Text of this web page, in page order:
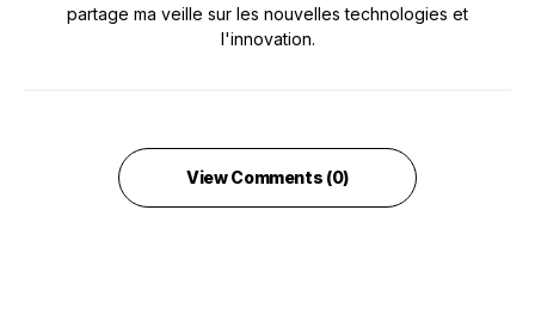
partage ma veille sur les nouvelles technologies et
l'innovation.
View Comments (0)